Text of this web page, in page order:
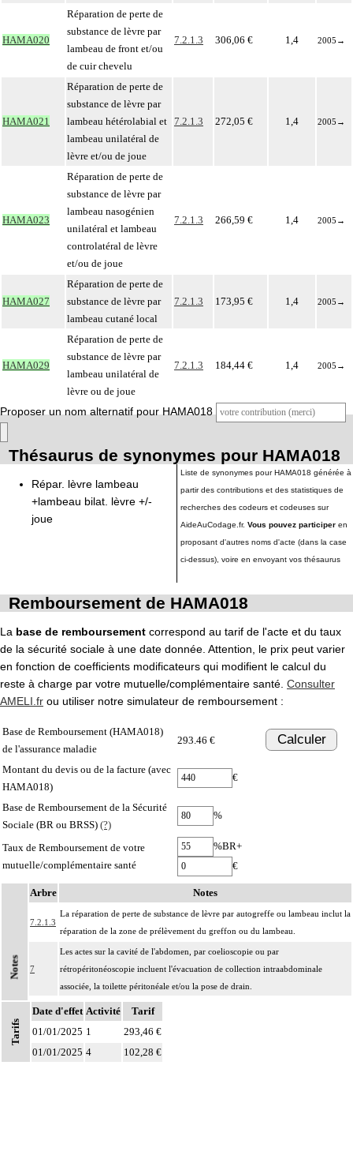
HAMA020
Réparation de perte de
substance de lèvre par
lambeau de front et/ou
de cuir chevelu
7.2.1.3 306,06 € 1,4 2005 →
HAMA021
Réparation de perte de
substance de lèvre par
lambeau hétérolabial et
lambeau unilatéral de
lèvre et/ou de joue
7.2.1.3 272,05 € 1,4 2005 →
HAMA023
Réparation de perte de
substance de lèvre par
lambeau nasogénien
unilatéral et lambeau
controlatéral de lèvre
et/ou de joue
7.2.1.3 266,59 € 1,4 2005 →
HAMA027
Réparation de perte de
substance de lèvre par
lambeau cutané local
7.2.1.3 173,95 € 1,4 2005 →
HAMA029
Réparation de perte de
substance de lèvre par
lambeau unilatéral de
lèvre ou de joue
7.2.1.3 184,44 € 1,4 2005 →
Proposer un nom alternatif pour HAMA018
Thésaurus de synonymes pour HAMA018
Répar. lèvre lambeau
+lambeau bilat. lèvre +/-
joue
Liste de synonymes pour HAMA018 générée à
partir des contributions et des statistiques de
recherches des codeurs et codeuses sur
AideAuCodage.fr. Vous pouvez participer en
proposant d'autres noms d'acte (dans la case
ci-dessus), voire en envoyant vos thésaurus
Remboursement de HAMA018
La base de remboursement correspond au tarif de l'acte et du taux
de la sécurité sociale à une date donnée. Attention, le prix peut varier
en fonction de coefficients modificateurs qui modifient le calcul du
reste à charge par votre mutuelle/complémentaire santé. Consulter
AMELI.fr ou utiliser notre simulateur de remboursement :
Base de Remboursement (HAMA018)
de l'assurance maladie
293.46 € Calculer
Montant du devis ou de la facture (avec
HAMA018)
€
Base de Remboursement de la Sécurité
Sociale (BR ou BRSS) (?)
%
Taux de Remboursement de votre
mutuelle/complémentaire santé
%BR+
€
Notes
Arbre Notes
7.2.1.3
La réparation de perte de substance de lèvre par autogreffe ou lambeau inclut la
réparation de la zone de prélèvement du greffon ou du lambeau.
7
Les actes sur la cavité de l'abdomen, par coelioscopie ou par
rétropéritonéoscopie incluent l'évacuation de collection intraabdominale
associée, la toilette péritonéale et/ou la pose de drain.
7
Les actes sur la cavité de l'abdomen, par abord direct incluent l'évacuation de
collection intraabdominale associée, la toilette péritonéale et/ou la pose de
Tarifs
Date d'effet Activité
Tarif
01/01/2025 1
293,46 €
01/01/2025 4 102,28 €